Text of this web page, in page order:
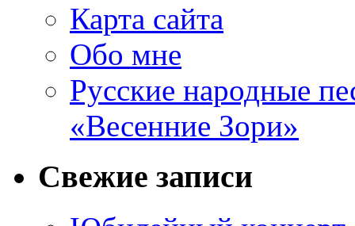
Карта сайта
Обо мне
Русские народные
«Весенние Зори»
Свежие записи